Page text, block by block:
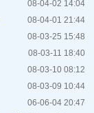
08-04-02 14:04
08-04-01 21:44
08-03-25 15:48
08-03-11 18:40
08-03-10 08:12
08-03-09 10:44
06-06-04 20:47